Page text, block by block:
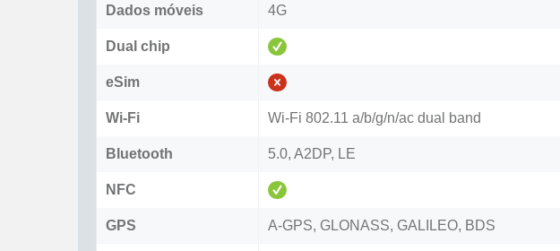
Dados móveis 4G
Dual chip
eSim
Wi-Fi Wi-Fi 802.11 a/b/g/n/ac dual band
Bluetooth 5.0, A2DP, LE
NFC
GPS A-GPS, GLONASS, GALILEO, BDS